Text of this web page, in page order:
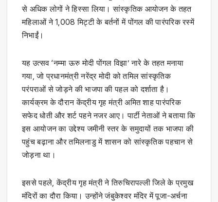
से अधिक लोगों ने हिस्सा लिया। सांस्कृतिक आयोजन के तहत
महिलाओं ने 1,008 मिट्टी के बर्तनों में पोंगल की पारंपरिक रस्में
निभाईं।
यह उत्सव ‘नम्मा ऊरु मोदी पोंगल विझा’ नारे के तहत मनाया
गया, जो प्रधानमंत्री नरेंद्र मोदी को तमिल सांस्कृतिक
परंपराओं से जोड़ने की भाजपा की पहल को दर्शाता है।
कार्यक्रम के दौरान केंद्रीय गृह मंत्री अमित शाह पारंपरिक
सफेद धोती और शर्ट पहने नजर आए। पार्टी नेताओं ने बताया कि
इस आयोजन का उद्देश्य जमीनी स्तर के समुदायों तक भाजपा की
पहुंच बढ़ाना और तमिलनाडु में शासन को सांस्कृतिक पहचान से
जोड़ना था।
इससे पहले, केंद्रीय गृह मंत्री ने तिरुचिरापल्ली जिले के प्रमुख
मंदिरों का दौरा किया। उन्होंने जंबुकेश्वर मंदिर में पूजा-अर्चना